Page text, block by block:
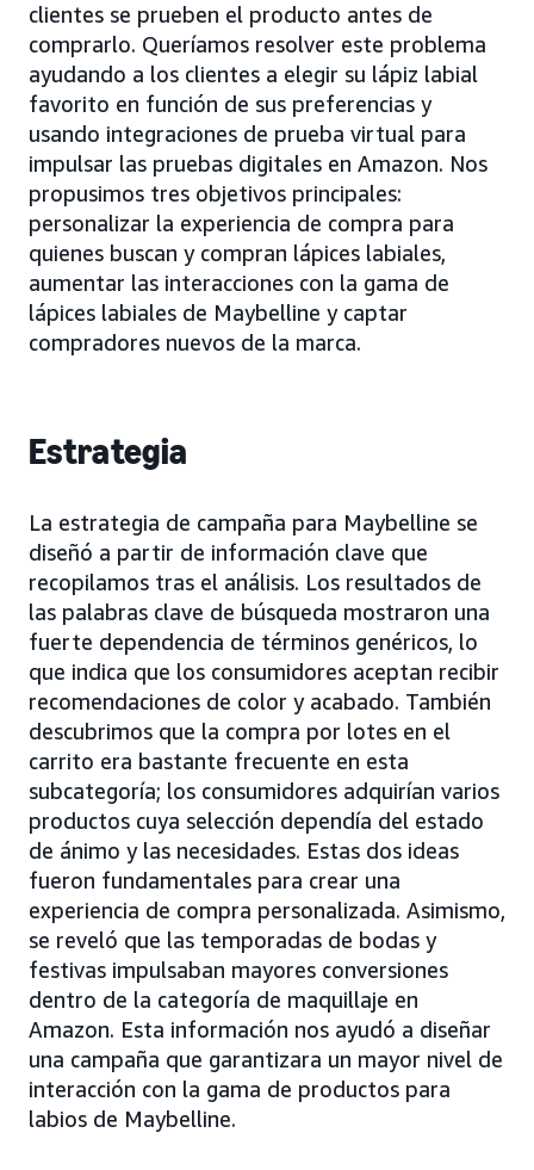
clientes se prueben el producto antes de
comprarlo. Queríamos resolver este problema
ayudando a los clientes a elegir su lápiz labial
favorito en función de sus preferencias y
usando integraciones de prueba virtual para
impulsar las pruebas digitales en Amazon. Nos
propusimos tres objetivos principales:
personalizar la experiencia de compra para
quienes buscan y compran lápices labiales,
aumentar las interacciones con la gama de
lápices labiales de Maybelline y captar
compradores nuevos de la marca.
Estrategia
La estrategia de campaña para Maybelline se
diseñó a partir de información clave que
recopilamos tras el análisis. Los resultados de
las palabras clave de búsqueda mostraron una
fuerte dependencia de términos genéricos, lo
que indica que los consumidores aceptan recibir
recomendaciones de color y acabado. También
descubrimos que la compra por lotes en el
carrito era bastante frecuente en esta
subcategoría; los consumidores adquirían varios
productos cuya selección dependía del estado
de ánimo y las necesidades. Estas dos ideas
fueron fundamentales para crear una
experiencia de compra personalizada. Asimismo,
se reveló que las temporadas de bodas y
festivas impulsaban mayores conversiones
dentro de la categoría de maquillaje en
Amazon. Esta información nos ayudó a diseñar
una campaña que garantizara un mayor nivel de
interacción con la gama de productos para
labios de Maybelline.